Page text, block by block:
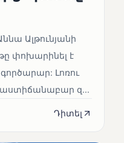
Ալթունյանի
փոխարինել է
Լոռու
աստիճանաբար զ...
Դիտել